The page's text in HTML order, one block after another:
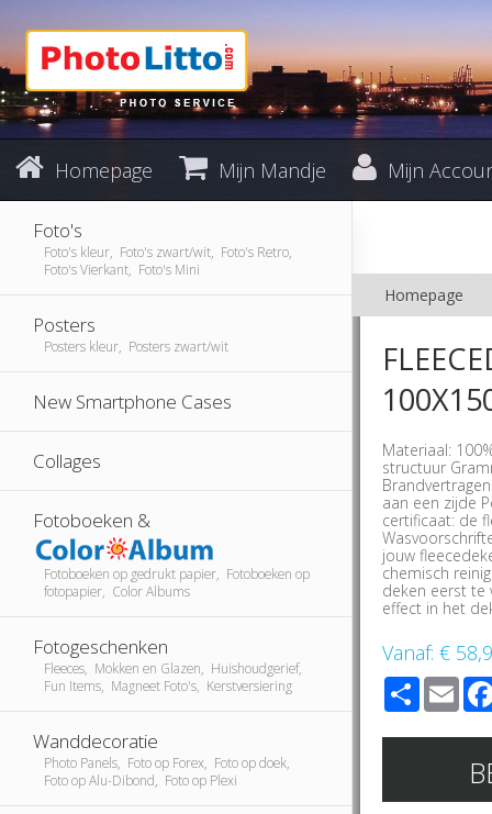
Homepage Mijn Mandje Mijn
Foto's
Foto's kleur, Foto's zwart/wit, Foto's Retro,
Foto's Vierkant, Foto's Mini
Posters
Posters kleur, Posters zwart/wit
New Smartphone Cases
Collages
Fotoboeken &
Fotoboeken op gedrukt papier, Fotoboeken op
fotopapier, Color Albums
Fotogeschenken
Fleeces, Mokken en Glazen, Huishoudgerief,
Fun Items, Magneet Foto's, Kerstversiering
Wanddecoratie
Photo Panels, Foto op Forex, Foto op doek,
Foto op Alu-Dibond, Foto op Plexi
Homepage
Materiaal:
structuur
aan een zijde
certificaat: de
jouw
chemisch
deken eerst te
effect in het
Vanaf:€
Share